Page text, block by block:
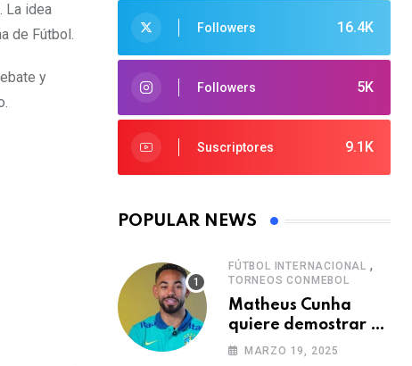
La idea
de Fútbol.
y
16.4K
Followers
5K
Followers
9.1K
Suscriptores
POPULAR NEWS
FÚTBOL INTERNACIONAL ,
TORNEOS CONMEBOL
Matheus Cunha
quiere demostrar el
verdadero nivel de
MARZO 19, 2025